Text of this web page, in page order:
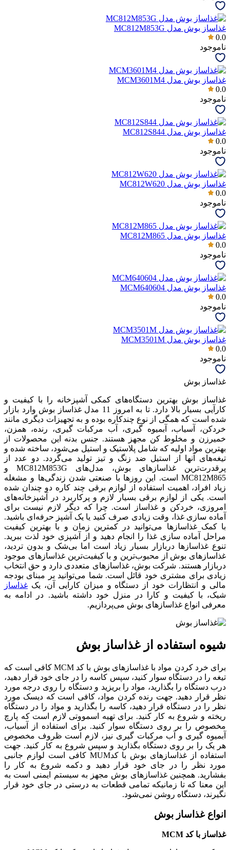
غذاساز بوش مدل MC812M853G
0.0
ناموجود
غذاساز بوش مدل MCM3601M4
0.0
ناموجود
غذاساز بوش مدل MC812S844
0.0
ناموجود
غذاساز بوش مدل MC812W620
0.0
ناموجود
غذاساز بوش مدل MC812M865
0.0
ناموجود
غذاساز بوش مدل MCM640604
0.0
ناموجود
غذاساز بوش مدل MCM3501M
0.0
ناموجود
غذاساز بوش
غذاساز بوش بهترین دستگاه‌های کمکی آشپزخانه را با کیفیت و
کارآیی بسیار بالا دارد. تا به امروز 11 مدل غذاساز بوش وارد بازار
شده است که همگی از نوع چندکاره بوده و به تجهیزات دیگری مانند
خردکن، آسیاب، آبمیوه گیری، آب مرکبات گیری، رنده، همزن،
خمیرزن و مخلوط کن مجهز هستند. جنس بدنه این محصولات از
بهترین مواد اولیه که شامل پلاستیک و استیل می‌شود، ساخته شده و
تیغه‌های آنها از استیل ضد زنگ و تیز تولید می‌گردد. دو عدد از
پرقدرت‌ترین غذاسازهای بوش، مدل‌های MC812M853G و
MC812M865 است. این روزها با صنعتی شدن زندگی‌ها و مشغله
زیاد افراد، اهمیت استفاده از لوازم برقی چند کاره دو چندان شده
است. یکی از لوازم برقی بسیار لازم و پرکاربرد در آشپزخانه‌‌های
امروزی، خردکن و غذاساز است. چرا که دیگر لازم نیست برای
آماده سازی غذا، وقت زیادی صرف کنید یا یک آشپز حرفه‌ای باشید.
با کمک غذاسازها می‌توانید در کمترین زمان و با بهترین کیفیت
مراحل آماده سازی غذا را انجام دهید و از آشپزی خود لذت ببرید.
تنوع غذاسازها دربازار بسیار زیاد است اما بی‌شک و بدون تردید،
غذاسازهای بوش از محبوب‌ترین و با کیفیت‌ترین غذاسازهای موجود
دربازار هستند. شرکت بوش، غذاسازهای متعددی دارد و حق انتخاب
زیادی برای مشتری خود قائل است. شما می‌توانید بر مبنای بودجه
مالی و انتظارات خود از دستگاه و میزان کارایی آن، یک غذاساز
شیک، با کیفیت و کارا در منزل خود داشته باشید. در ادامه به
معرفی انواع غذاسازهای بوش می‌پردازیم.
شیوه استفاده از غذاساز بوش
برای خرد کردن مواد با غذاسازهای بوش با کد MCM کافی است که
تیغه را در دستگاه سوار کنید، سپس کاسه را در جای خود قرار دهید،
درب دستگاه را بگذارید، مواد را بریزید و دستگاه را روی درجه مورد
نظر قرار دهید. جهت رنده کردن مواد، کافی است که دیسک مورد
نظر را در دستگاه قرار دهید، کاسه را بگذارید و مواد را در دستگاه
ریخته و شروع به کار کنید. برای تهیه اسمووتی لازم است که پارچ
مخصوص را بر روی دستگاه سوار کنید. برای استفاده از آسیاب،
آبمیوه گیری و آب مرکبات گیری نیز، لازم است ظروف مخصوص
هر یک را بر روی دستگاه بگذارید و سپس شروع به کار کنید. جهت
استفاده از غذاسازهای بوش با کدMUM کافی است لوازم جانبی
مورد نظر را در جای خود قرار دهید و دکمه شروع به کار را
بفشارید. همچنین غذاسازهای بوش مجهز به سیستم ایمنی است به
این معنا که تا زمانیکه تمامی قطعات به درستی در جای خود قرار
نگیرند، دستگاه روشن نمی‌شود.
انواع غذاساز بوش
غذاساز با کد MCM